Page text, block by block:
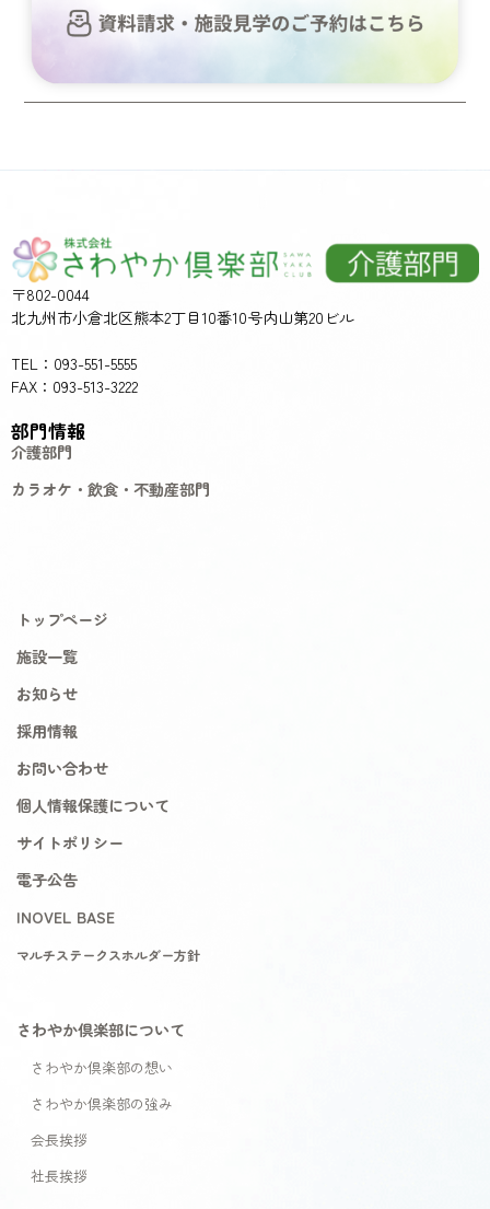
〒802-0044
北九州市小倉北区熊本2丁目10番10号内山第20ビル
TEL：093-551-5555
FAX：093-513-3222
部門情報
介護部門
カラオケ・飲食・不動産部門
トップページ
施設一覧
お知らせ
採用情報
お問い合わせ
個人情報保護について
サイトポリシー
電子公告
INOVEL BASE
マルチステークスホルダー方針
さわやか倶楽部について
さわやか倶楽部の想い
さわやか倶楽部の強み
会長挨拶
社長挨拶